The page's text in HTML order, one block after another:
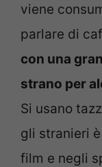
viene
parlare di
con una
strano per
Si usano
gli stranieri
film e negli